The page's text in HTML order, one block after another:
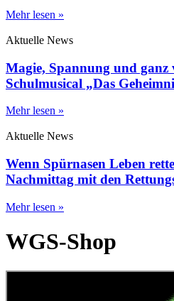
Mehr lesen »
Aktuelle News
Magie, Spannung und ganz
Schulmusical „Das
Mehr lesen »
Aktuelle News
Wenn Spürnasen Leben
Nachmittag mit den
Mehr lesen »
WGS-Shop